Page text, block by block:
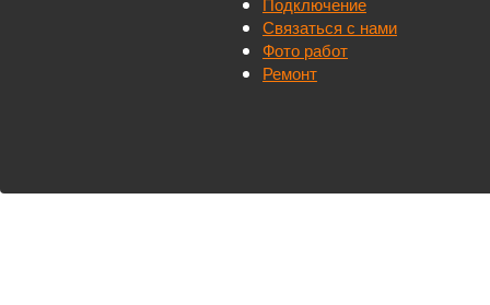
Связаться с нами
Фото работ
Ремонт